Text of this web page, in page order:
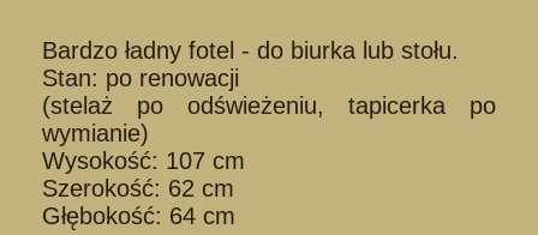
Bardzo ładny fotel - do biurka lub stołu.
Stan: po renowacji
(stelaż po odświeżeniu, tapicerka po
wymianie)
Wysokość: 107 cm
Szerokość: 62 cm
Głębokość: 64 cm